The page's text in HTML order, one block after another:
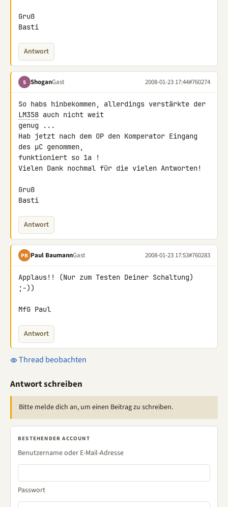
Gruß
Basti
Antwort
S ShoganGast 2008-01-23 17:44#760274
LM358 auch nicht weit
genug ...
Hab jetzt nach dem OP den Komperator Eingang
des µC genommen,
funktioniert so 1a !
Vielen Dank nochmal für die vielen Antworten!
Gruß
Basti
Antwort
PB Paul BaumannGast 2008-01-23 17:53#760283
Applaus!! (Nur zum Testen Deiner Schaltung)
;-))
MfG Paul
Antwort
Thread beobachten
Antwort schreiben
Bitte melde dich an, um einen Beitrag zu schreiben.
BESTEHENDER ACCOUNT
Benutzername oder E-Mail-Adresse
Passwort